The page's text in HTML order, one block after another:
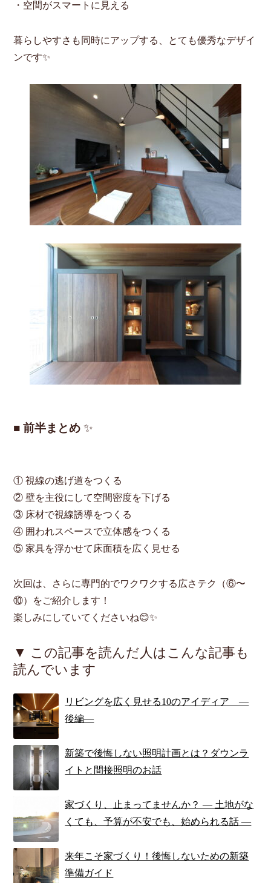
・空間がスマートに見える
暮らしやすさも同時にアップする、とても優秀なデザイ
ンです✨
■ 前半まとめ ✨
① 視線の逃げ道をつくる
② 壁を主役にして空間密度を下げる
③ 床材で視線誘導をつくる
④ 囲われスペースで立体感をつくる
⑤ 家具を浮かせて床面積を広く見せる
次回は、さらに専門的でワクワクする広さテク（⑥〜
⑩）をご紹介します！
楽しみにしていてくださいね😊✨
▼ この記事を読んだ人はこんな記事も
読んでいます
リビングを広く見せる10のアイディア ―
後編―
新築で後悔しない照明計画とは？ダウンラ
イトと間接照明のお話
家づくり、止まってませんか？ ― 土地がな
くても、予算が不安でも、始められる話 ―
来年こそ家づくり！後悔しないための新築
準備ガイド